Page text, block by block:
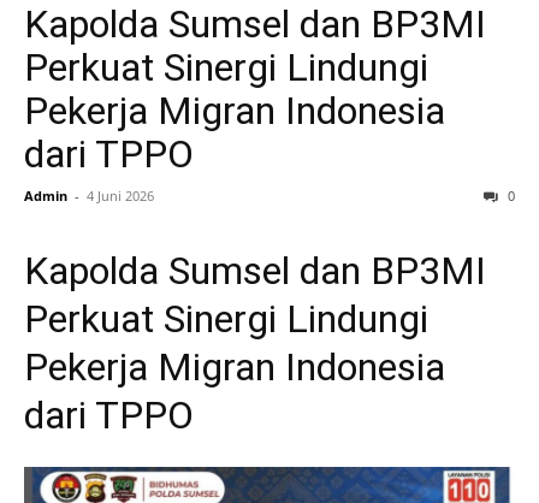
Kapolda Sumsel dan BP3MI
Perkuat Sinergi Lindungi
Pekerja Migran Indonesia
dari TPPO
Admin - 4 Juni 2026 0
Kapolda Sumsel dan BP3MI
Perkuat Sinergi Lindungi
Pekerja Migran Indonesia
dari TPPO